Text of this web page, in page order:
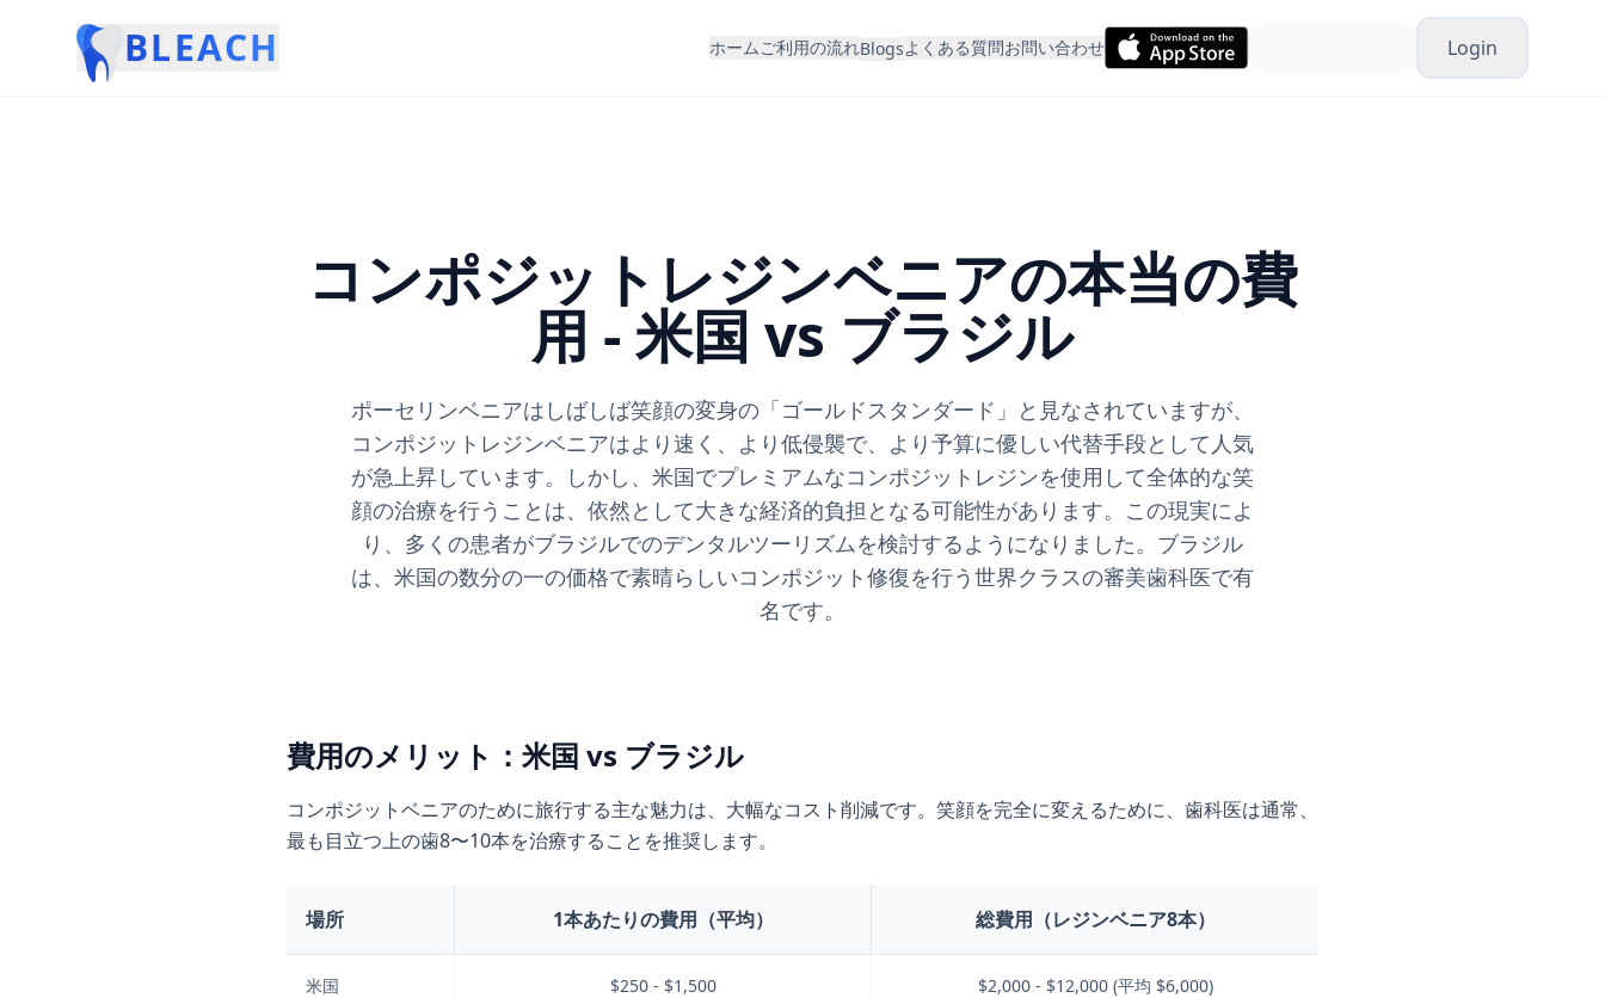
BLEACH ホームご利用の流れBlogsよくある質問お問い合わせ Login
コンポジットレジンベニアの本当の費
用 - 米国 vs ブラジル
ポーセリンベニアはしばしば笑顔の変身の「ゴールドスタンダード」と見なされていますが、
コンポジットレジンベニアはより速く、より低侵襲で、より予算に優しい代替手段として人気
が急上昇しています。しかし、米国でプレミアムなコンポジットレジンを使用して全体的な笑
顔の治療を行うことは、依然として大きな経済的負担となる可能性があります。この現実によ
り、多くの患者がブラジルでのデンタルツーリズムを検討するようになりました。ブラジル
は、米国の数分の一の価格で素晴らしいコンポジット修復を行う世界クラスの審美歯科医で有
名です。
費用のメリット：米国 vs ブラジル
コンポジットベニアのために旅行する主な魅力は、大幅なコスト削減です。笑顔を完全に変えるために、歯科医は通常、
最も目立つ上の歯8〜10本を治療することを推奨します。
場所 1本あたりの費用（平均） 総費用（レジンベニア8本）
米国 $250 - $1,500 $2,000 - $12,000 (平均 $6,000)